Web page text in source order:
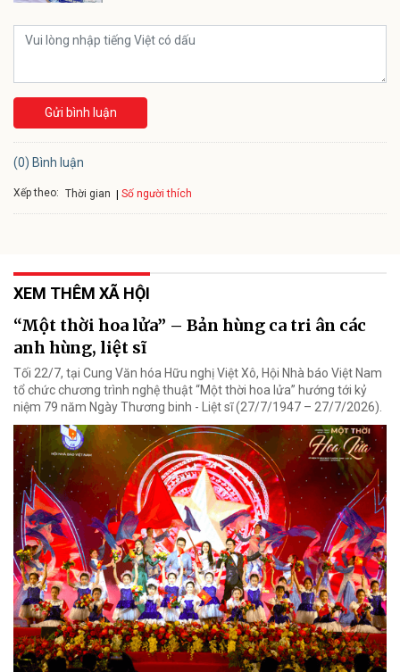
Gửi bình luận
(0) Bình luận
Xếp theo: Thời gian Số người thích
XEM THÊM XÃ HỘI
“Một thời hoa lửa” – Bản hùng ca tri ân các
anh hùng, liệt sĩ
Tối 22/7, tại Cung Văn hóa Hữu nghị Việt Xô, Hội Nhà báo Việt Nam
tổ chức chương trình nghệ thuật “Một thời hoa lửa” hướng tới kỷ
niệm 79 năm Ngày Thương binh - Liệt sĩ (27/7/1947 – 27/7/2026).